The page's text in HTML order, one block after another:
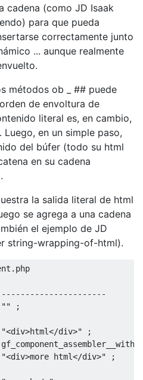
cadena (como JD Isaak
para que pueda
correctamente junto
... aunque realmente
métodos ob _ ## puede
de envoltura de
literal es, en cambio,
Luego, en un simple paso,
del búfer (todo su html
en su cadena
la salida literal de html
se agrega a una cadena
el ejemplo de JD
string-wrapping-of-html).
"" ;
"<div>html</div>"
;
"<div>more html</div>" ;